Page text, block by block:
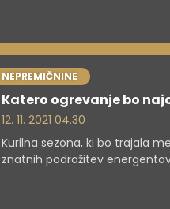
NEPREMIČNINE
Katero ogrevanje bo
12. 11. 2021 04.30
Kurilna sezona, ki bo trajala
znatnih podražitev